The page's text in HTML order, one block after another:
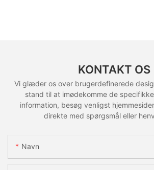
KONTAKT OS
Vi glæder os over brugerdefinerede
stand til at imødekomme de
information, besøg venligst
direkte med spørgsmål eller
Navn